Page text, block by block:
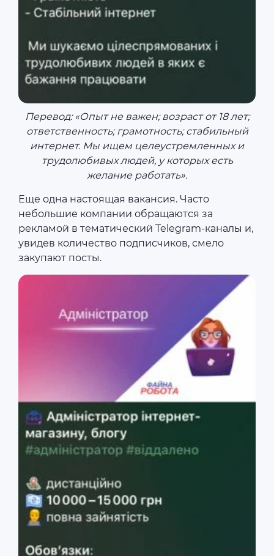
Перевод: «Опыт не важен; возраст от 18 лет;
ответственность; грамотность; стабильный
интернет. Мы ищем целеустремленных и
трудолюбивых людей, у которых есть
желание работать».
Еще одна настоящая вакансия. Часто
небольшие компании обращаются за
рекламой в тематический Telegram-каналы и,
увидев количество подписчиков, смело
закупают посты.